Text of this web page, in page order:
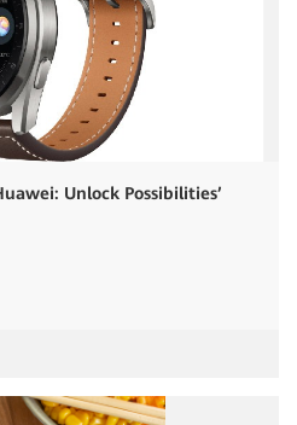
Unlock Possibilities’